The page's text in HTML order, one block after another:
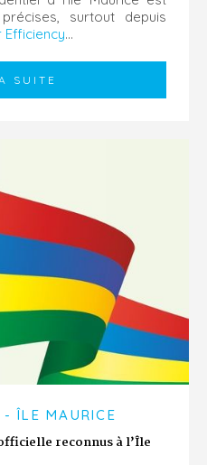
surtout depuis
Efficiency...
SUITE
ÎLE MAURICE
reconnus à l’Île